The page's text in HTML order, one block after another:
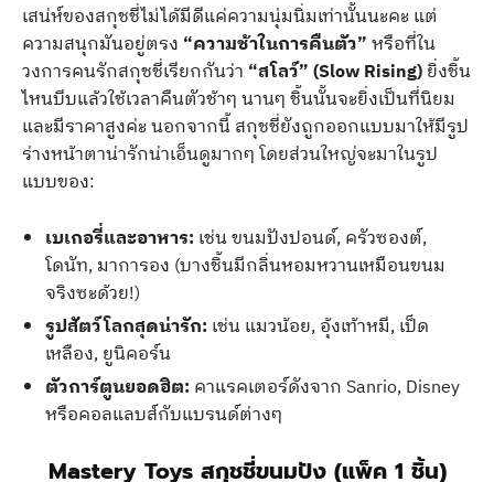
เสน่ห์ของสกุชชี่ไม่ได้มีดีแค่ความนุ่มนิ่มเท่านั้นนะคะ แต่
ความสนุกมันอยู่ตรง “ความช้าในการคืนตัว”หรือที่ใน
วงการคนรักสกุชชี่เรียกกันว่า “สโลว์” (Slow Rising)ยิ่งชิ้น
ไหนบีบแล้วใช้เวลาคืนตัวช้าๆ นานๆ ชิ้นนั้นจะยิ่งเป็นที่นิยม
และมีราคาสูงค่ะ นอกจากนี้ สกุชชี่ยังถูกออกแบบมาให้มีรูป
ร่างหน้าตาน่ารักน่าเอ็นดูมากๆ โดยส่วนใหญ่จะมาในรูป
แบบของ:
เบเกอรี่และอาหาร: เช่น ขนมปังปอนด์, ครัวซองต์,
โดนัท, มาการอง (บางชิ้นมีกลิ่นหอมหวานเหมือนขนม
จริงซะด้วย!)
รูปสัตว์โลกสุดน่ารัก: เช่น แมวน้อย, อุ้งเท้าหมี, เป็ด
เหลือง, ยูนิคอร์น
ตัวการ์ตูนยอดฮิต: คาแรคเตอร์ดังจาก Sanrio, Disney
หรือคอลแลบส์กับแบรนด์ต่างๆ
Mastery Toys สกุชชี่ขนมปัง (แพ็ค 1 ชิ้น)